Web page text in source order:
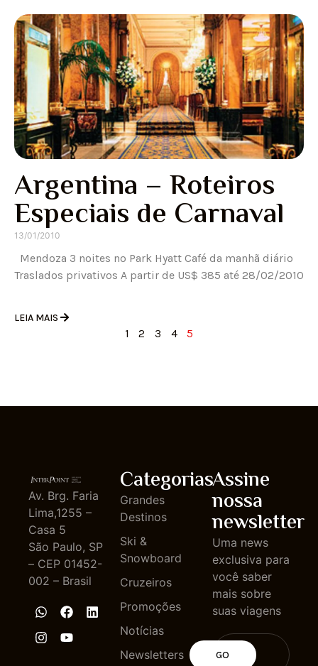
Argentina – Roteiros
Especiais de Carnaval
13/01/2010
Mendoza 3 noites no Park Hyatt Café da manhã diário
Traslados privativos A partir de US$ 385 até 28/02/2010
LEIA MAIS
1 2 3 4 5
Av. Brg. Faria
Lima,1255 –
Casa 5
São Paulo, SP
– CEP 01452-
002 – Brasil
Categorias
Grandes
Destinos
Ski &
Snowboard
Cruzeiros
Promoções
Notícias
Newsletters
Assine
nossa
newsletter
Uma news
exclusiva para
você saber
mais sobre
suas viagens
GO